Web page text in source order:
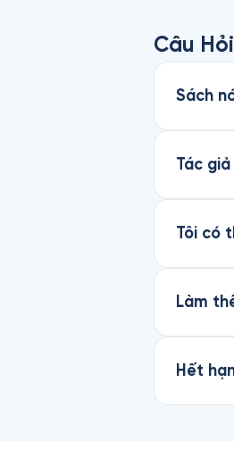
Câu
Sách
Tác
Tôi có
Làm
Hết